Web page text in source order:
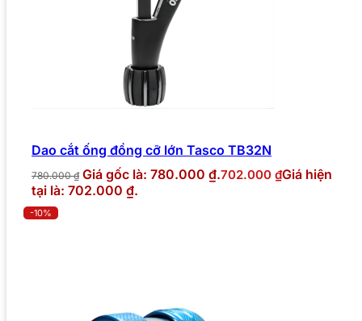
Dao cắt ống đồng cỡ lớn Tasco TB32N
780.000₫ Giá gốc là: 780.000 ₫.702.000 ₫Giá hiện
tại là: 702.000 ₫.
-10%